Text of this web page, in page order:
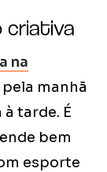
criativa
na
manhã
tarde. É
bem
esporte